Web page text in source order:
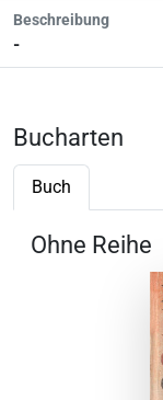
Beschreibung
-
Bucharten
Buch
Ohne Reihe